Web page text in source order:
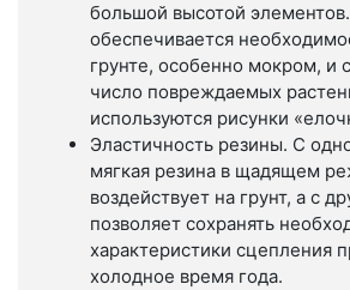
большой высотой
обеспечивается
грунте, особенно мокром, и
число повреждаемых
используются рисунки
Эластичность резины. С
мягкая резина в щадящем
воздействует на грунт, а с
позволяет сохранять
характеристики сцепления
холодное время года.